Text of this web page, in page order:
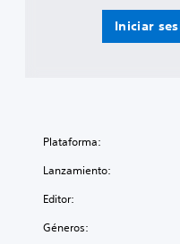
Iniciar
Plataforma:
Lanzamiento:
Editor:
Géneros: